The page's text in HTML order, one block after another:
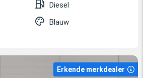
Diesel
Blauw
Erkende merkdealer